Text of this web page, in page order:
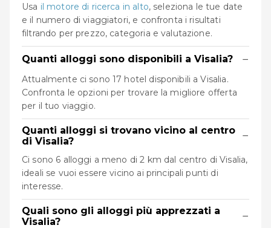
Usa il motore di ricerca in alto, seleziona le tue date
e il numero di viaggiatori, e confronta i risultati
filtrando per prezzo, categoria e valutazione.
Quanti alloggi sono disponibili a Visalia? −
Attualmente ci sono 17 hotel disponibili a Visalia.
Confronta le opzioni per trovare la migliore offerta
per il tuo viaggio.
Quanti alloggi si trovano vicino al centro
di Visalia?
−
Ci sono 6 alloggi a meno di 2 km dal centro di Visalia,
ideali se vuoi essere vicino ai principali punti di
interesse.
Quali sono gli alloggi più apprezzati a
Visalia?
−